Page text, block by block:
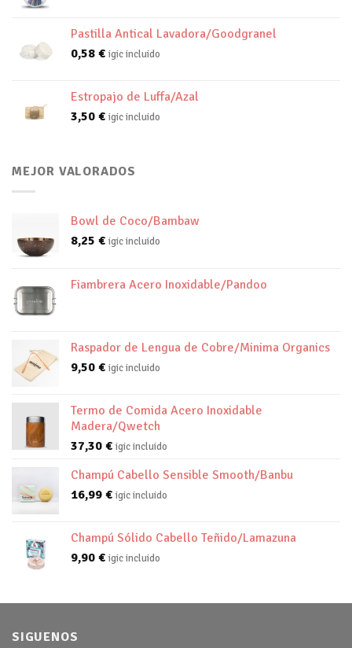
Pastilla Antical Lavadora/Goodgranel
0,58 € igic incluido
Estropajo de Luffa/Azal
3,50 € igic incluido
MEJOR VALORADOS
Bowl de Coco/Bambaw
8,25 € igic incluido
Fiambrera Acero Inoxidable/Pandoo
Raspador de Lengua de Cobre/Minima Organics
9,50 € igic incluido
Termo de Comida Acero Inoxidable
Madera/Qwetch
37,30 € igic incluido
Champú Cabello Sensible Smooth/Banbu
16,99 € igic incluido
Champú Sólido Cabello Teñido/Lamazuna
9,90 € igic incluido
SIGUENOS